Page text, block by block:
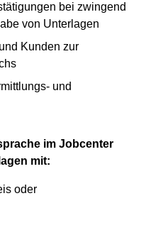
bei zwingend
von Unterlagen
Kunden zur
und
im Jobcenter
mit:
oder